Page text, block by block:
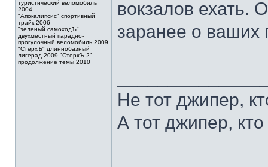
туристический веломобиль
2004
"Апокалипсис" спортивный
трайк 2006
"зеленый самоходЪ"
двухместный парадно-
прогулочный веломобиль 2009
"СтерхЪ" длиннобазный
лигерад 2009 "СтерхЪ-2"
продолжение темы 2010
вокзалов ехать.
заранее о ваших
Не тот джипер,
А тот джипер,